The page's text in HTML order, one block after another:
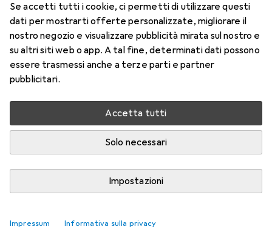
Se accetti tutti i cookie, ci permetti di utilizzare questi
dati per mostrarti offerte personalizzate, migliorare il
nostro negozio e visualizzare pubblicità mirata sul nostro e
su altri siti web o app. A tal fine, determinati dati possono
essere trasmessi anche a terze parti e partner
pubblicitari.
Accetta tutti
Solo necessari
Impostazioni
Impressum Informativa sulla privacy